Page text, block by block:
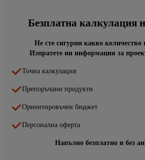
Безплатна калкулация
Не сте сигурни какво количество
Изпратете ни информация за
Точна калкулация
Препоръчани продукти
Ориентировъчен бюджет
Персонална оферта
Напълно безплатно и без